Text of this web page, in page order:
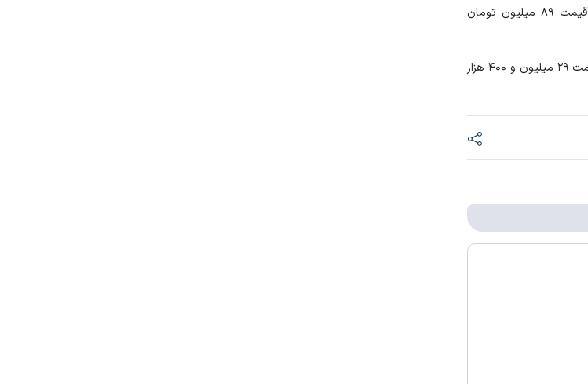
؛ در معاملات؛ دوشنبه ۲۷ اسفند ۱۴۰۳ سکه طرح جدید با قیمت ۸۹ میلیون تومان
قیمت نیم سکه در معاملات ۵۶ میلیون و ۳۰۰ هزار تومان است. ربع سکه نیز با قیمت ۲۹ میلیون و ۴۰۰ هزار